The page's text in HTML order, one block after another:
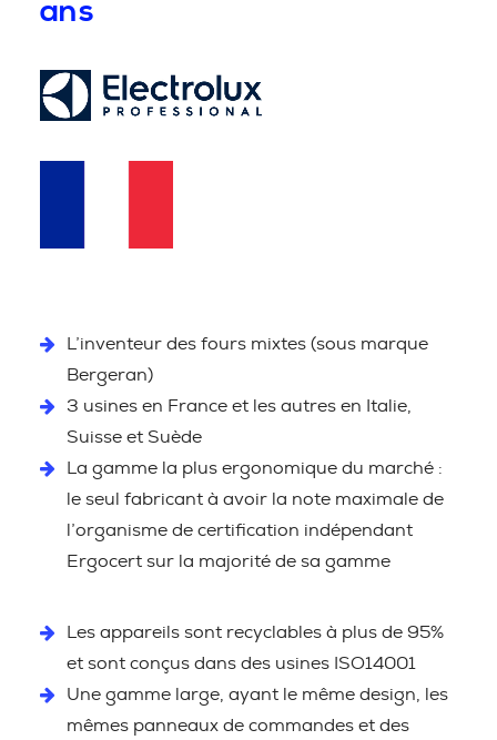
ans
L’inventeur des fours mixtes (sous marque
Bergeran)
3 usines en France et les autres en Italie,
Suisse et Suède
La gamme la plus ergonomique du marché :
le seul fabricant à avoir la note maximale de
l’organisme de certification indépendant
Ergocert sur la majorité de sa gamme
Les appareils sont recyclables à plus de 95%
et sont conçus dans des usines ISO14001
Une gamme large, ayant le même design, les
mêmes panneaux de commandes et des